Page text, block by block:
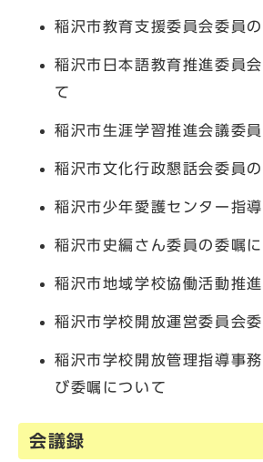
稲沢市教育支援委員会委員
稲沢市日本語教育推進委員
て
稲沢市生涯学習推進会議委
稲沢市文化行政懇話会委員
稲沢市少年愛護センター指
稲沢市史編さん委員の委嘱
稲沢市地域学校協働活動推
稲沢市学校開放運営委員会
稲沢市学校開放管理指導事
び委嘱について
会議録